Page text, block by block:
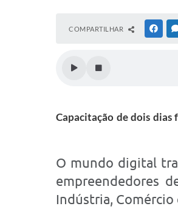
COMPARTILHAR
Capacitação de dois dias
O mundo digital
empreendedores
Indústria, Comércio